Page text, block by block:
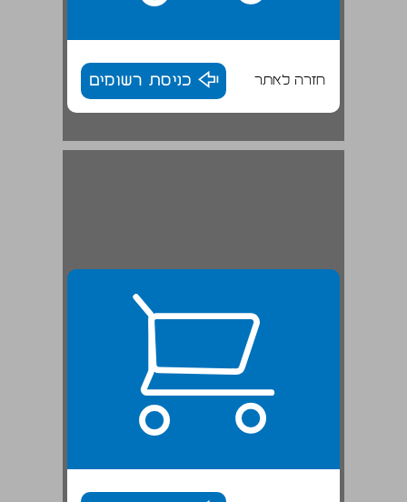
חזרה לאתר כניסת רשומים